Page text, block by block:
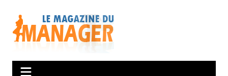
contenu